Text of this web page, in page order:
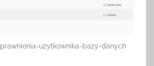
uzytkownika-bazy-danych